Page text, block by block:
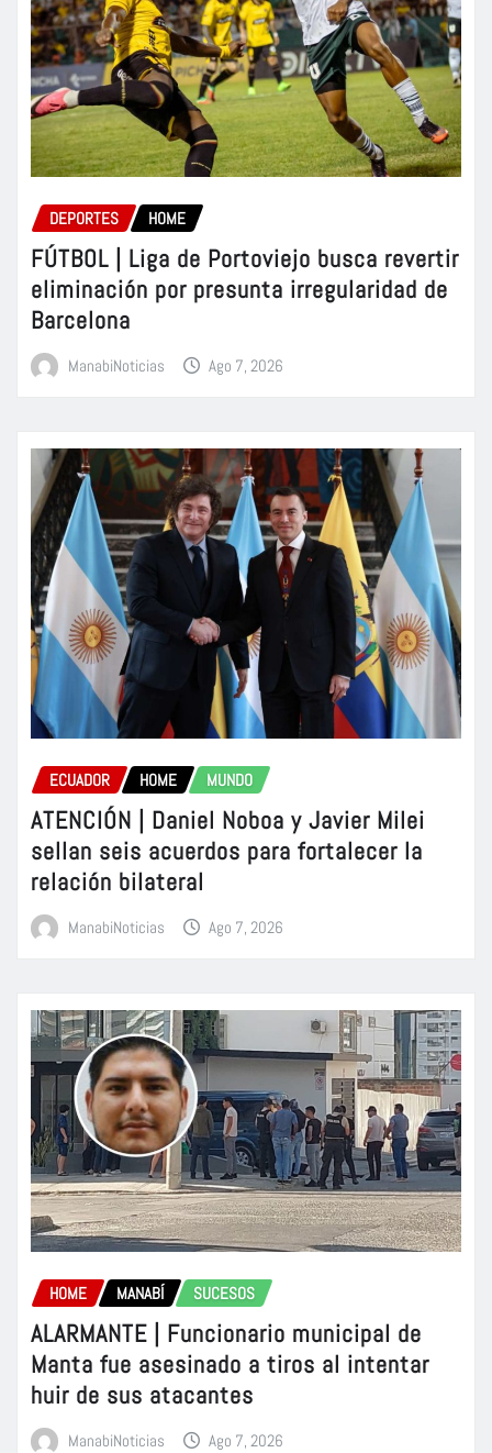
DEPORTES HOME
FÚTBOL | Liga de Portoviejo busca revertir
eliminación por presunta irregularidad de
Barcelona
ManabiNoticias Ago 7, 2026
ECUADOR HOME MUNDO
ATENCIÓN | Daniel Noboa y Javier Milei
sellan seis acuerdos para fortalecer la
relación bilateral
ManabiNoticias Ago 7, 2026
HOME MANABÍ SUCESOS
ALARMANTE | Funcionario municipal de
Manta fue asesinado a tiros al intentar
huir de sus atacantes
ManabiNoticias Ago 7, 2026